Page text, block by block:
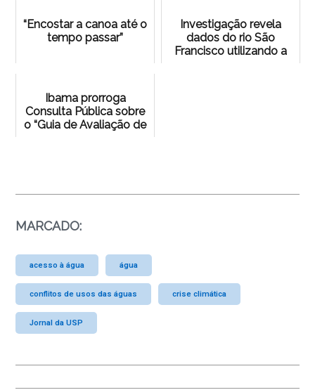
“Encostar a canoa até o
tempo passar”
Investigação revela
dados do rio São
Francisco utilizando a
Ibama prorroga
Consulta Pública sobre
o “Guia de Avaliação de
MARCADO:
acesso à água água
conflitos de usos das águas crise climática
Jornal da USP